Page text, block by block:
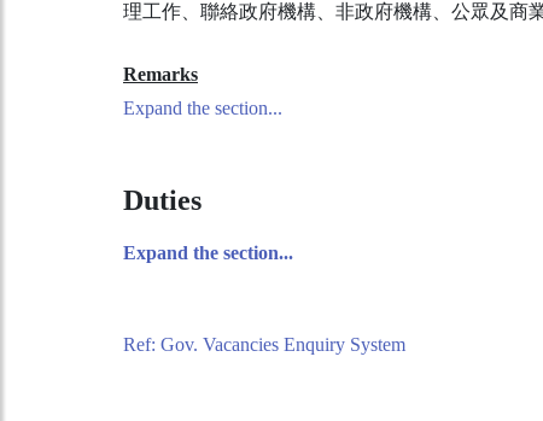
理工作、聯絡政府機構、非政府機構、公眾及商
Remarks
Expand the section...
Duties
Expand the section...
Ref: Gov. Vacancies Enquiry System